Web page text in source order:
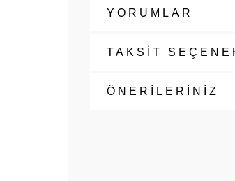
YORUMLAR
TAKSİT
ÖNERİLERİNİZ